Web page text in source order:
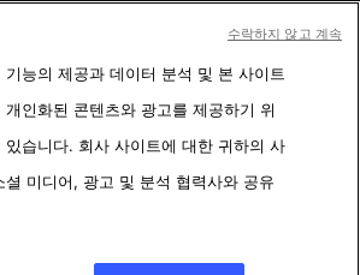
의 일부나 전체를 복사, 출판, 방송하는 것은
킹 콘텐츠 내에 묘사된 부분과 링크 형태로
의 이해를 돕기 위한 것입니다. AFP는 서드
작권자로 부터 어떤 권한도 받지 않았기에
지지 않습니다. AFP와 AFP 로고는 등록된 상
능의 제공과 데이터 분석 및 본 사이트
인화된 콘텐츠와 광고를 제공하기 위
있습니다. 회사 사이트에 대한 귀하의 사
셜 미디어, 광고 및 분석 협력사와 공유
수락하지 않고 계속